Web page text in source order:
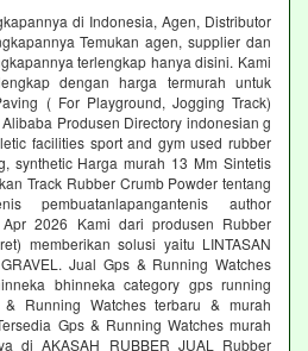
di Indonesia, Agen, Distributor
Temukan agen, supplier dan
terlengkap hanya disini. Kami
dengan harga termurah untuk
( For Playground, Jogging Track)
Produsen Directory indonesian g
facilities sport and gym used rubber
synthetic Harga murah 13 Mm Sintetis
Track Rubber Crumb Powder tentang
pembuatanlapangantenis author
Apr 2026 Kami dari produsen Rubber
memberikan solusi yaitu LINTASAN
Jual Gps & Running Watches
bhinneka category gps running
Running Watches terbaru & murah
Gps & Running Watches murah
di AKASAH RUBBER JUAL Rubber